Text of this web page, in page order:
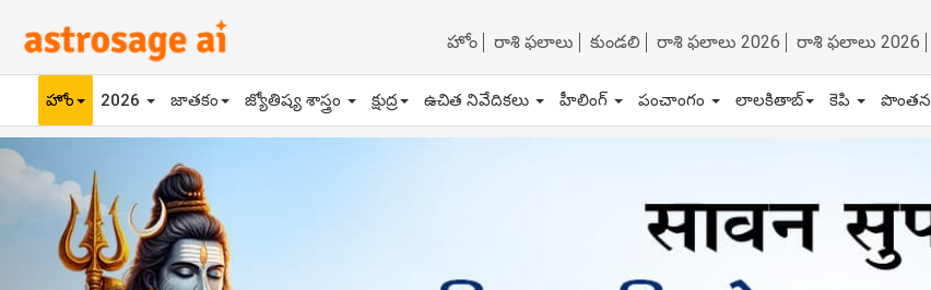
హోం రాశి ఫలాలు కుండలి రాశి ఫలాలు 2026 రాశి ఫలాలు 2026
హోం 2026 జాతకం జ్యోతిష్య శాస్త్రం క్షుద్ర ఉచిత నివేదికలు హీలింగ్ పంచాంగం లాలకితాబ్ కెపి పొంతన
Previous